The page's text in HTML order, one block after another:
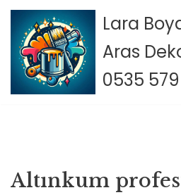
İçeriğe
geç
Lara
Aras
0535 579
Altınkum